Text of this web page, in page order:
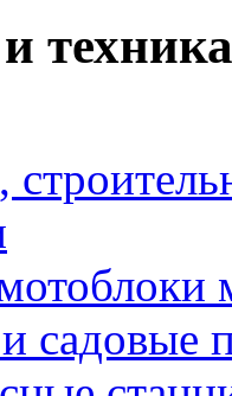
садовые